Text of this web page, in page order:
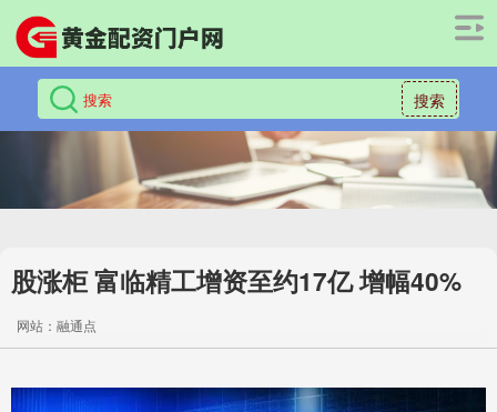
搜索
股涨柜 富临精工增资至约17亿 增幅40%
网站：融通点